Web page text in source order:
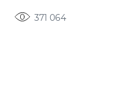
371 064